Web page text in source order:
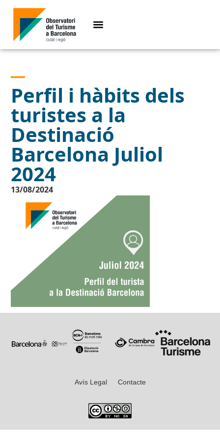
Perfil i hàbits dels
turistes a la
Destinació
Barcelona Juliol
2024
13/08/2024
Avís Legal Contacte